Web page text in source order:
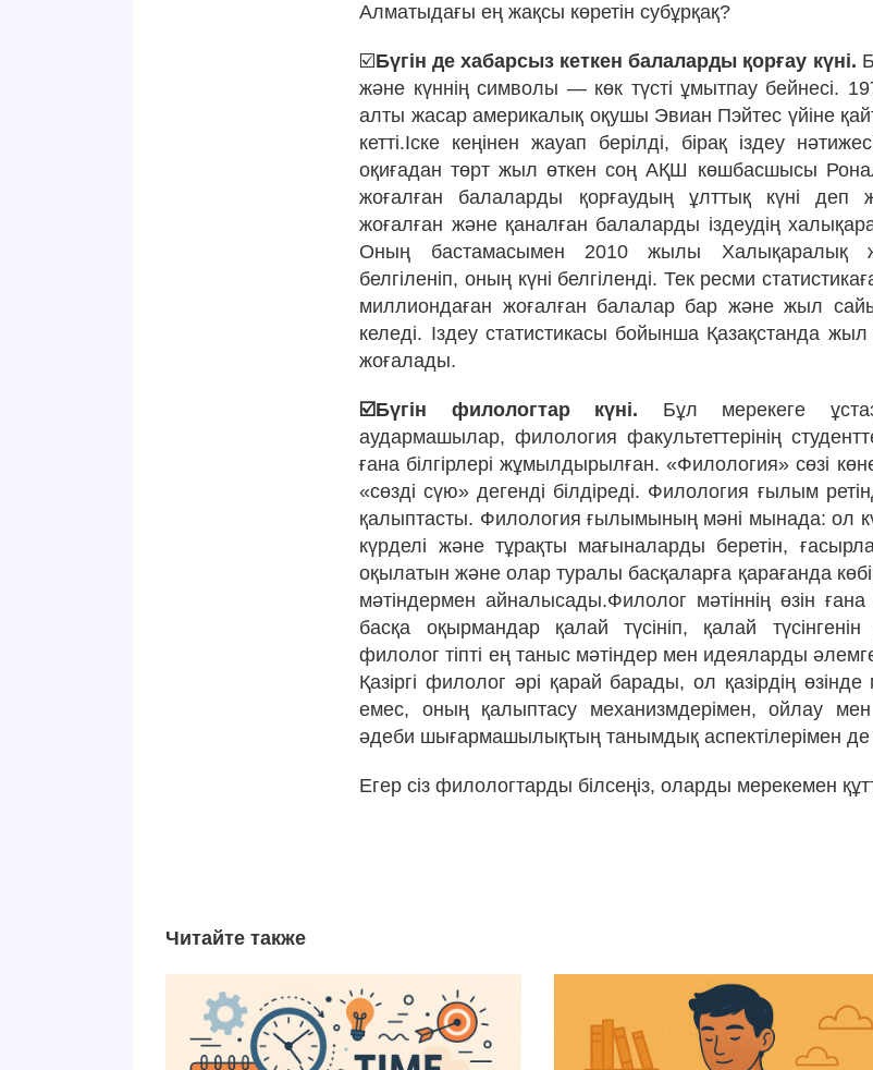
Алматыдағы ең жақсы көретін субұрқақ?
☑️Бүгін де хабарсыз кеткен балаларды қорғау күні.
және күннің символы — көк түсті ұмытпау бейнесі.
алты жасар америкалық оқушы Эвиан Пэйтес үйіне
кетті.Іске кеңінен жауап берілді, бірақ іздеу
оқиғадан төрт жыл өткен соң АҚШ көшбасшысы
жоғалған балаларды қорғаудың ұлттық күні
жоғалған және қаналған балаларды іздеудің
Оның бастамасымен 2010 жылы Халықаралық
белгіленіп, оның күні белгіленді. Тек ресми
миллиондаған жоғалған балалар бар және жыл
келеді. Іздеу статистикасы бойынша Қазақстанда
жоғалады.
☑️Бүгін филологтар күні. Бұл мерекеге
аудармашылар, филология факультеттерінің
ғана білгірлері жұмылдырылған. «Филология» сөзі
«сөзді сүю» дегенді білдіреді. Филология ғылым
қалыптасты. Филология ғылымының мәні мынада: ол
күрделі және тұрақты мағыналарды беретін,
оқылатын және олар туралы басқаларға қарағанда
мәтіндермен айналысады.Филолог мәтіннің өзін
басқа оқырмандар қалай түсініп, қалай
филолог тіпті ең таныс мәтіндер мен идеяларды
Қазіргі филолог әрі қарай барады, ол қазірдің өзінде
емес, оның қалыптасу механизмдерімен, ойлау
әдеби шығармашылықтың танымдық аспектілерімен
Егер сіз филологтарды білсеңіз, оларды мерекемен
Читайте также